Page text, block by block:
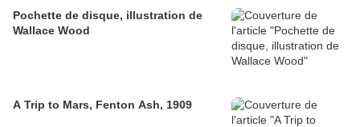
Pochette de disque, illustration de
Wallace Wood
A Trip to Mars, Fenton Ash, 1909